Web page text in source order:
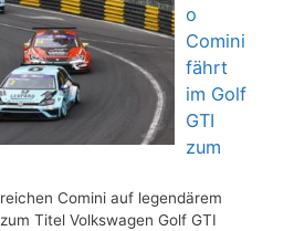
o
Comini
fährt
im Golf
GTI
zum
Comini auf legendärem
Titel Volkswagen Golf GTI